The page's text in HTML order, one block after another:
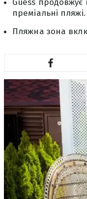
Guess
преміальні пляжі.
Пляжна зона